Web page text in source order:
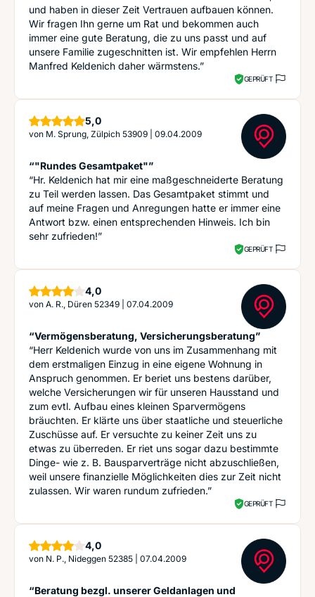
und haben in dieser Zeit Vertrauen aufbauen können.
Wir fragen Ihn gerne um Rat und bekommen auch
immer eine gute Beratung, die zu uns passt und auf
unsere Familie zugeschnitten ist. Wir empfehlen Herrn
Manfred Keldenich daher wärmstens.”
GEPRÜFT
5,0Sterne
von M. Sprung, Zülpich 53909 09.04.2009
“"Rundes Gesamtpaket"”
“Hr. Keldenich hat mir eine maßgeschneiderte Beratung
zu Teil werden lassen. Das Gesamtpaket stimmt und
auf meine Fragen und Anregungen hatte er immer eine
Antwort bzw. einen entsprechenden Hinweis. Ich bin
sehr zufrieden!”
GEPRÜFT
4,0Sterne
von A. R., Düren 52349 07.04.2009
“Vermögensberatung, Versicherungsberatung”
“Herr Keldenich wurde von uns im Zusammenhang mit
dem erstmaligen Einzug in eine eigene Wohnung in
Anspruch genommen. Er beriet uns bestens darüber,
welche Versicherungen wir für unseren Hausstand und
zum evtl. Aufbau eines kleinen Sparvermögens
bräuchten. Er klärte uns über staatliche und steuerliche
Zuschüsse auf. Er versuchte zu keiner Zeit uns zu
etwas zu überreden. Er riet uns sogar dazu bestimmte
Dinge- wie z. B. Bausparverträge nicht abzuschließen,
weil unsere finanzielle Möglichkeiten dies zur Zeit nicht
zulassen. Wir waren rundum zufrieden.”
GEPRÜFT
4,0Sterne
von N. P., Nideggen 52385 07.04.2009
“Beratung bezgl. unserer Geldanlagen und